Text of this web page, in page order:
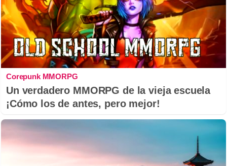
Corepunk MMORPG
Un verdadero MMORPG de la vieja escuela
¡Cómo los de antes, pero mejor!